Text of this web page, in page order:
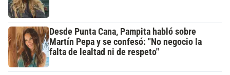
Desde Punta Cana, Pampita habló sobre
Martín Pepa y se confesó: "No negocio la
falta de lealtad ni de respeto"